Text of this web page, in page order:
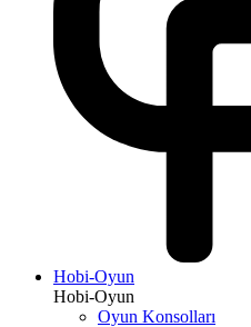
Hobi-Oyun
Hobi-Oyun
Oyun Konsolları